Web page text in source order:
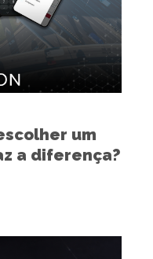
um
a diferença?